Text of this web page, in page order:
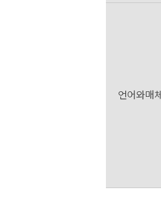
언어와매체